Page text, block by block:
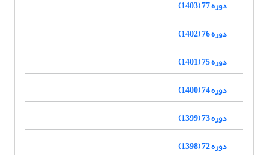
دوره 77 (1403)
دوره 76 (1402)
دوره 75 (1401)
دوره 74 (1400)
دوره 73 (1399)
دوره 72 (1398)